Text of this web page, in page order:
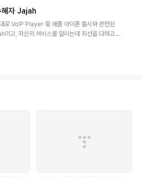
대해서 살펴보자. New Truphone over 3G
웍 위에서만 동작했는데, 이번에 업그레이된
하는 3G Dat..
혜자 Jajah
로 VoIP Player 중 애플 아이폰 출시와 관련된
이고, 자신의 서비스를 알리는데 최선을 다하고
인데, Jajah 공식 블로그를 통해 서비스 사용
rate between the U.S. and U.K. is 3¢ per